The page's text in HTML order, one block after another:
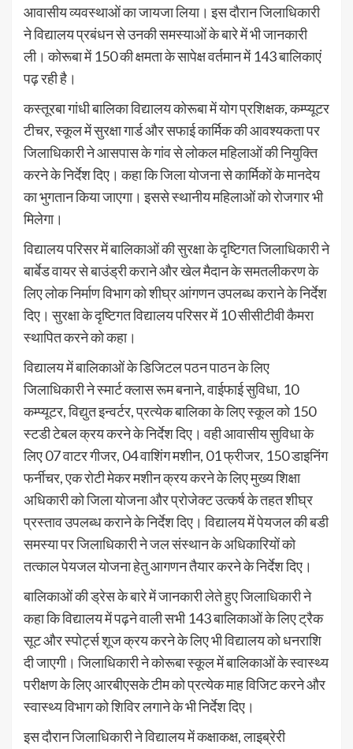
आवासीय व्यवस्थाओं का जायजा लिया। इस दौरान जिलाधिकारी
ने विद्यालय प्रबंधन से उनकी समस्याओं के बारे में भी जानकारी
ली। कोरूबा में 150 की क्षमता के सापेक्ष वर्तमान में 143 बालिकाएं
पढ़ रही है।
कस्तूरबा गांधी बालिका विद्यालय कोरूबा में योग प्रशिक्षक, कम्प्यूटर
टीचर, स्कूल में सुरक्षा गार्ड और सफाई कार्मिक की आवश्यकता पर
जिलाधिकारी ने आसपास के गांव से लोकल महिलाओं की नियुक्ति
करने के निर्देश दिए। कहा कि जिला योजना से कार्मिकों के मानदेय
का भुगतान किया जाएगा। इससे स्थानीय महिलाओं को रोजगार भी
मिलेगा।
विद्यालय परिसर में बालिकाओं की सुरक्षा के दृष्टिगत जिलाधिकारी ने
बार्बेड वायर से बाउंड्री कराने और खेल मैदान के समतलीकरण के
लिए लोक निर्माण विभाग को शीघ्र आंगणन उपलब्ध कराने के निर्देश
दिए। सुरक्षा के दृष्टिगत विद्यालय परिसर में 10 सीसीटीवी कैमरा
स्थापित करने को कहा।
विद्यालय में बालिकाओं के डिजिटल पठन पाठन के लिए
जिलाधिकारी ने स्मार्ट क्लास रूम बनाने, वाईफाई सुविधा, 10
कम्प्यूटर, विद्युत इन्वर्टर, प्रत्येक बालिका के लिए स्कूल को 150
स्टडी टेबल क्रय करने के निर्देश दिए। वही आवासीय सुविधा के
लिए 07 वाटर गीजर, 04 वाशिंग मशीन, 01 फ्रीजर, 150 डाइनिंग
फर्नीचर, एक रोटी मेकर मशीन क्रय करने के लिए मुख्य शिक्षा
अधिकारी को जिला योजना और प्रोजेक्ट उत्कर्ष के तहत शीघ्र
प्रस्ताव उपलब्ध कराने के निर्देश दिए। विद्यालय में पेयजल की बडी
समस्या पर जिलाधिकारी ने जल संस्थान के अधिकारियों को
तत्काल पेयजल योजना हेतु आगणन तैयार करने के निर्देश दिए।
बालिकाओं की ड्रेस के बारे में जानकारी लेते हुए जिलाधिकारी ने
कहा कि विद्यालय में पढ़ने वाली सभी 143 बालिकाओं के लिए ट्रैक
सूट और स्पोर्ट्स शूज क्रय करने के लिए भी विद्यालय को धनराशि
दी जाएगी। जिलाधिकारी ने कोरूबा स्कूल में बालिकाओं के स्वास्थ्य
परीक्षण के लिए आरबीएसके टीम को प्रत्येक माह विजिट करने और
स्वास्थ्य विभाग को शिविर लगाने के भी निर्देश दिए।
इस दौरान जिलाधिकारी ने विद्यालय में कक्षाकक्ष, लाइब्रेरी